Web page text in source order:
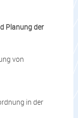
Planung der
von
in der